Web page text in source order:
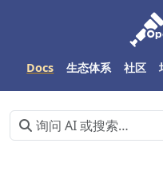
Docs 生态体系 社区